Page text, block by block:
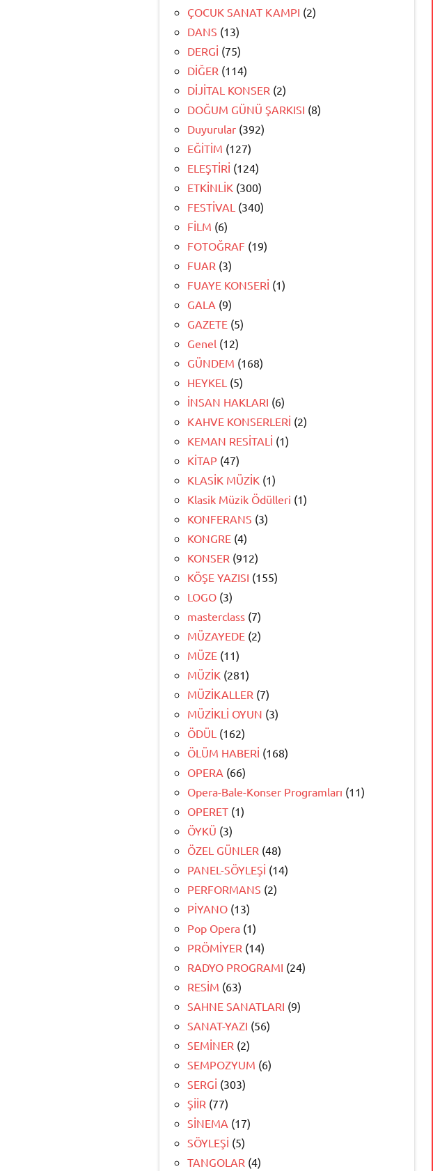
ÇOCUK SANAT KAMPI (2)
DANS (13)
DERGİ (75)
DİĞER (114)
DİJİTAL KONSER (2)
DOĞUM GÜNÜ ŞARKISI (8)
Duyurular (392)
EĞİTİM (127)
ELEŞTİRİ (124)
ETKİNLİK (300)
FESTİVAL (340)
FİLM (6)
FOTOĞRAF (19)
FUAR (3)
FUAYE KONSERİ (1)
GALA (9)
GAZETE (5)
Genel (12)
GÜNDEM (168)
HEYKEL (5)
İNSAN HAKLARI (6)
KAHVE KONSERLERİ (2)
KEMAN RESİTALİ (1)
KİTAP (47)
KLASİK MÜZİK (1)
Klasik Müzik Ödülleri (1)
KONFERANS (3)
KONGRE (4)
KONSER (912)
KÖŞE YAZISI (155)
LOGO (3)
masterclass (7)
MÜZAYEDE (2)
MÜZE (11)
MÜZİK (281)
MÜZİKALLER (7)
MÜZİKLİ OYUN (3)
ÖDÜL (162)
ÖLÜM HABERİ (168)
OPERA (66)
Opera-Bale-Konser Programları (11)
OPERET (1)
ÖYKÜ (3)
ÖZEL GÜNLER (48)
PANEL-SÖYLEŞİ (14)
PERFORMANS (2)
PİYANO (13)
Pop Opera (1)
PRÖMİYER (14)
RADYO PROGRAMI (24)
RESİM (63)
SAHNE SANATLARI (9)
SANAT-YAZI (56)
SEMİNER (2)
SEMPOZYUM (6)
SERGİ (303)
ŞİİR (77)
SİNEMA (17)
SÖYLEŞİ (5)
TANGOLAR (4)